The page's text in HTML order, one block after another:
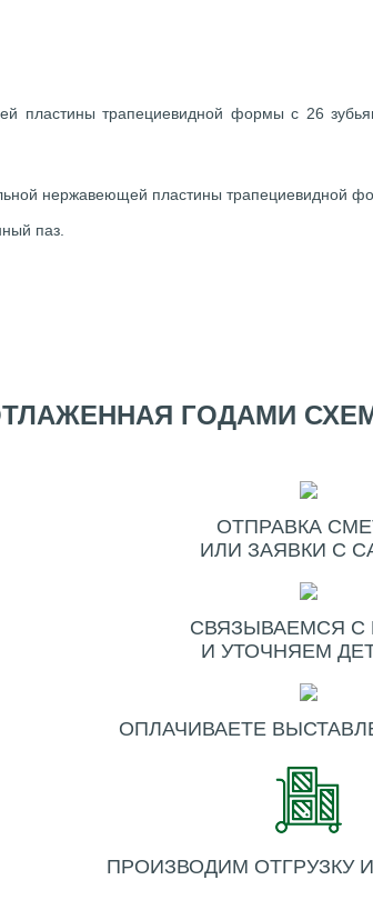
пластины трапециевидной формы с 26
нержавеющей пластины трапециевидной
паз.
ГОДАМИ
ОТПРАВКА
ИЛИ ЗАЯВКИ С
СВЯЗЫВАЕМСЯ С
И УТОЧНЯЕМ
ОПЛАЧИВАЕТЕ
ПРОИЗВОДИМ ОТГРУЗКУ